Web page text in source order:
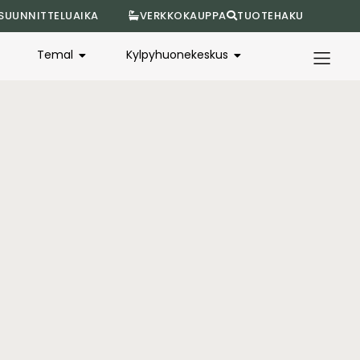
VERKKOKAUPPA TUOTEHAKU
Temal Kylpyhuonekeskus